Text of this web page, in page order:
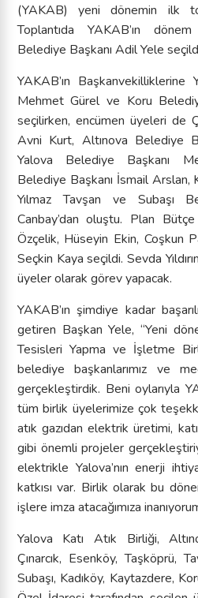
(YAKAB) yeni dönemin ilk
Toplantıda YAKAB’ın
Belediye Başkanı Adil Yele
YAKAB’ın Başkanvekilliklerine
Mehmet Gürel ve Koru
seçilirken, encümen üyeleri de
Avni Kurt, Altınova Belediye
Yalova Belediye Başkanı
Belediye Başkanı İsmail Arslan,
Yılmaz Tavşan ve Subaşı
Canbay’dan oluştu. Plan
Özçelik, Hüseyin Ekin, Coşkun
Seçkin Kaya seçildi. Sevda
üyeler olarak görev yapacak.
YAKAB’ın şimdiye kadar
getiren Başkan Yele, “Yeni
Tesisleri Yapma ve İşletme
belediye başkanlarımız ve
gerçekleştirdik. Beni oylarıyla
tüm birlik üyelerimize çok
atık gazıdan elektrik üretimi,
gibi önemli projeler
elektrikle Yalova’nın enerji
katkısı var. Birlik olarak bu
işlere imza atacağımıza
Yalova Katı Atık Birliği,
Çınarcık, Esenköy, Taşköprü,
Subaşı, Kadıköy, Kaytazdere,